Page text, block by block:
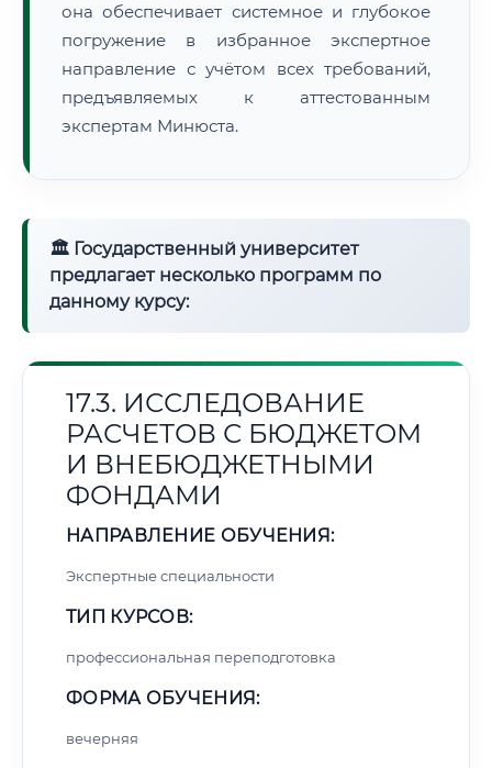
она обеспечивает системное и глубокое
погружение в избранное экспертное
направление с учётом всех требований,
предъявляемых к аттестованным
экспертам Минюста.
🏛 Государственный университет
предлагает несколько программ по
данному курсу:
17.3. ИССЛЕДОВАНИЕ
РАСЧЕТОВ С БЮДЖЕТОМ
И ВНЕБЮДЖЕТНЫМИ
ФОНДАМИ
НАПРАВЛЕНИЕ ОБУЧЕНИЯ:
Экспертные специальности
ТИП КУРСОВ:
профессиональная переподготовка
ФОРМА ОБУЧЕНИЯ:
вечерняя